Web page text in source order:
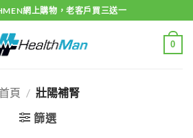
網上購物，老客戶買三送一
0
首頁 / 壯陽補腎
篩選